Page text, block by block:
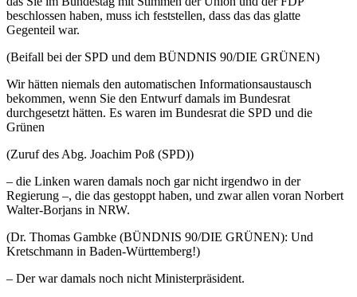
beschlossen haben, muss ich feststellen, dass das das glatte
Gegenteil war.
(Beifall bei der SPD und dem BÜNDNIS 90/DIE GRÜNEN)
Wir hätten niemals den automatischen Informationsaustausch
bekommen, wenn Sie den Entwurf damals im Bundesrat
durchgesetzt hätten. Es waren im Bundesrat die SPD und die
Grünen
(Zuruf des Abg. Joachim Poß (SPD))
– die Linken waren damals noch gar nicht irgendwo in der
Regierung –, die das gestoppt haben, und zwar allen voran Norbert
Walter-Borjans in NRW.
(Dr. Thomas Gambke (BÜNDNIS 90/DIE GRÜNEN): Und
Kretschmann in Baden-Württemberg!)
– Der war damals noch nicht Ministerpräsident.